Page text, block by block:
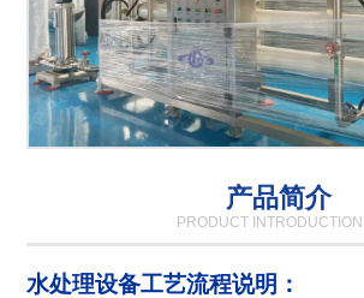
产品简介
PRODUCT INTRODUCTION
水处理设备工艺流程说明：